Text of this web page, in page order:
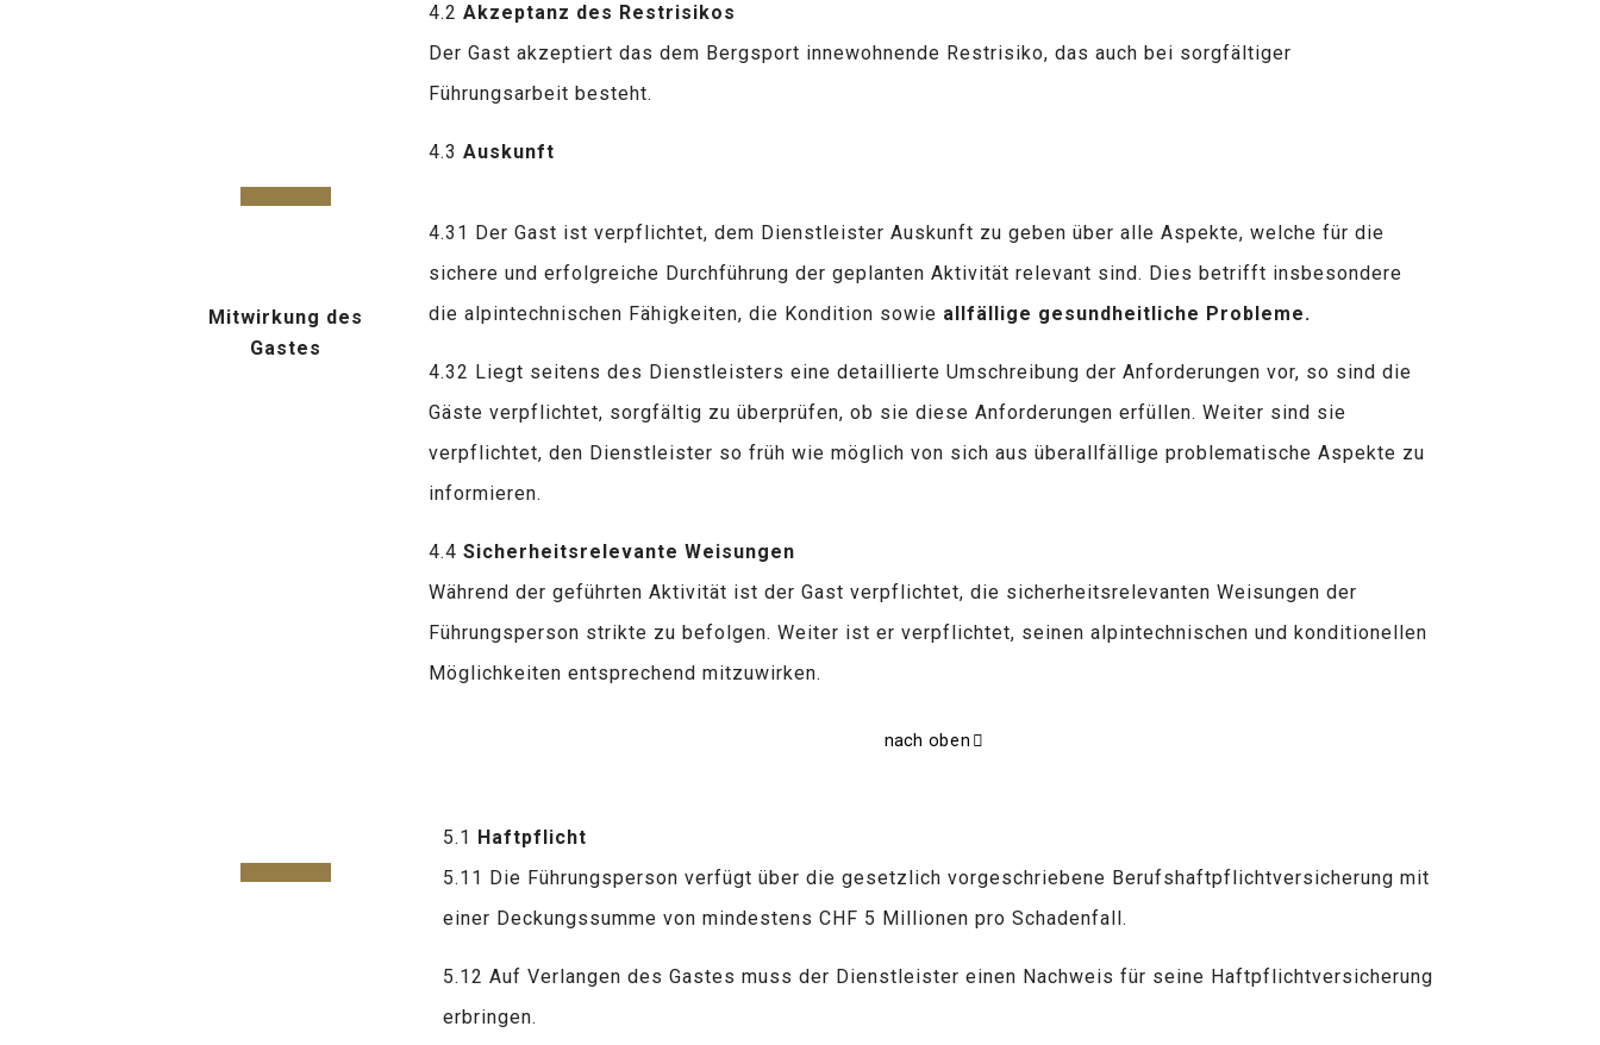
Mitwirkung des
Gastes
4.2 Akzeptanz des Restrisikos
Der Gast akzeptiert das dem Bergsport innewohnende Restrisiko, das auch bei sorgfältiger
Führungsarbeit besteht.
4.3 Auskunft
4.31 Der Gast ist verpflichtet, dem Dienstleister Auskunft zu geben über alle Aspekte, welche für die
sichere und erfolgreiche Durchführung der geplanten Aktivität relevant sind. Dies betrifft insbesondere
die alpintechnischen Fähigkeiten, die Kondition sowie allfällige gesundheitliche Probleme.
4.32 Liegt seitens des Dienstleisters eine detaillierte Umschreibung der Anforderungen vor, so sind die
Gäste verpflichtet, sorgfältig zu überprüfen, ob sie diese Anforderungen erfüllen. Weiter sind sie
verpflichtet, den Dienstleister so früh wie möglich von sich aus überallfällige problematische Aspekte zu
informieren.
4.4 Sicherheitsrelevante Weisungen
Während der geführten Aktivität ist der Gast verpflichtet, die sicherheitsrelevanten Weisungen der
Führungsperson strikte zu befolgen. Weiter ist er verpflichtet, seinen alpintechnischen und konditionellen
Möglichkeiten entsprechend mitzuwirken.
nach oben
5.1 Haftpflicht
5.11 Die Führungsperson verfügt über die gesetzlich vorgeschriebene Berufshaftpflichtversicherung mit
einer Deckungssumme von mindestens CHF 5 Millionen pro Schadenfall.
5.12 Auf Verlangen des Gastes muss der Dienstleister einen Nachweis für seine Haftpflichtversicherung
erbringen.